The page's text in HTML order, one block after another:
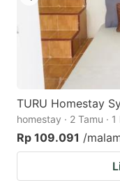
TURU Homestay
homestay · 2 Tamu ·
Rp 109.091 /